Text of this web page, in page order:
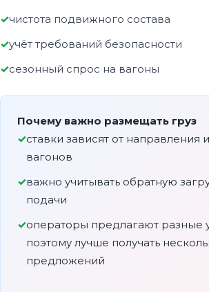
чистота подвижного состава
учёт требований безопасности
сезонный спрос на вагоны
Почему важно размещать груз
ставки зависят от направления
вагонов
важно учитывать обратную
подачи
операторы предлагают разные
поэтому лучше получать
предложений